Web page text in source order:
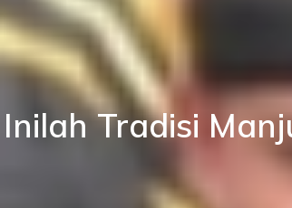
Inilah Tradisi